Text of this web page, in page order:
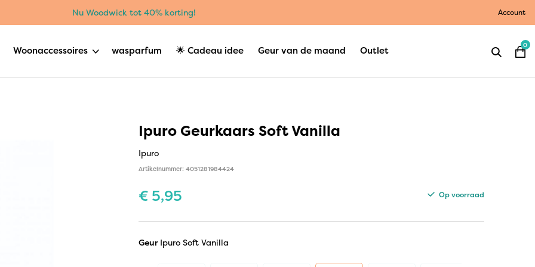
Nu Woodwick tot 40% korting! Account
Woonaccessoires wasparfum 🌟 Cadeau idee Geur van de maand Outlet 0
Ipuro Geurkaars Soft Vanilla
Ipuro
Artikelnummer: 4051281984424
€5,95 Op voorraad
Geur Ipuro Soft Vanilla